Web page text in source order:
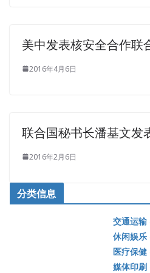
美中发表核安全合作联
2016年4月6日
联合国秘书长潘基文发
2016年2月6日
分类信息
交通运输
休闲娱乐
医疗保健
媒体印刷